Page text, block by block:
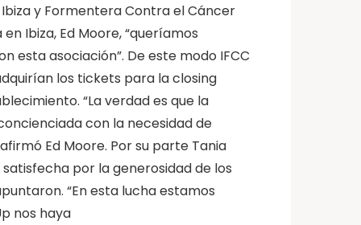
y Formentera Contra el Cáncer
Ibiza, Ed Moore, “queríamos
esta asociación”. De este modo IFCC
los tickets para la closing
“La verdad es que la
con la necesidad de
Ed Moore. Por su parte Tania
por la generosidad de los
“En esta lucha estamos
nos haya